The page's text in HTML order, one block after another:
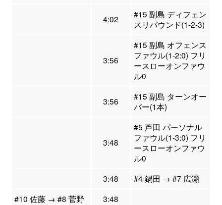
4:02
#15 副島 ディフェン
スリバウンド(1-2-3)
3:56
#15 副島 オフェンス
ファウル(1-2:0) フリ
ースローオンファウ
ル0
3:56
#15 副島 ターンオー
バー(1本)
3:48
#5 芦田 パーソナル
ファウル(1-3:0) フリ
ースローオンファウ
ル0
3:48
#4 鍋田 → #7 広瀬
#10 佐藤 → #8 菅野
3:48